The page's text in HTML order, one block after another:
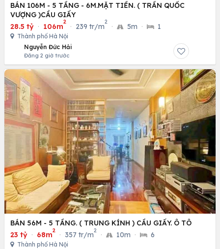
BÁN 106M - 5 TẦNG - 6M.MẶT TIỀN. ( TRẦN QUỐC
VƯỢNG )CẦU GIẤY
28.5 tỷ · 106m
2
· 239 tr/m
2
· 5m · 1
Thành phố Hà Nội
Nguyễn Đức Hải
Đăng 2 giờ trước
BÁN 56M - 5 TẦNG. ( TRUNG KÍNH ) CẦU GIẤY. Ô TÔ
23 tỷ · 68m
2
· 357 tr/m
2
· 10m · 6
Thành phố Hà Nội